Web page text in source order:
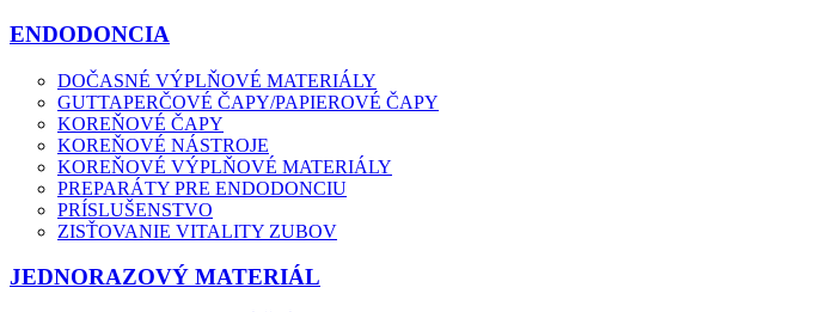
ENDODONCIA
DOČASNÉ VÝPLŇOVÉ MATERIÁLY
GUTTAPERČOVÉ ČAPY/PAPIEROVÉ ČAPY
KOREŇOVÉ ČAPY
KOREŇOVÉ NÁSTROJE
KOREŇOVÉ VÝPLŇOVÉ MATERIÁLY
PREPARÁTY PRE ENDODONCIU
PRÍSLUŠENSTVO
ZISŤOVANIE VITALITY ZUBOV
JEDNORAZOVÝ MATERIÁL